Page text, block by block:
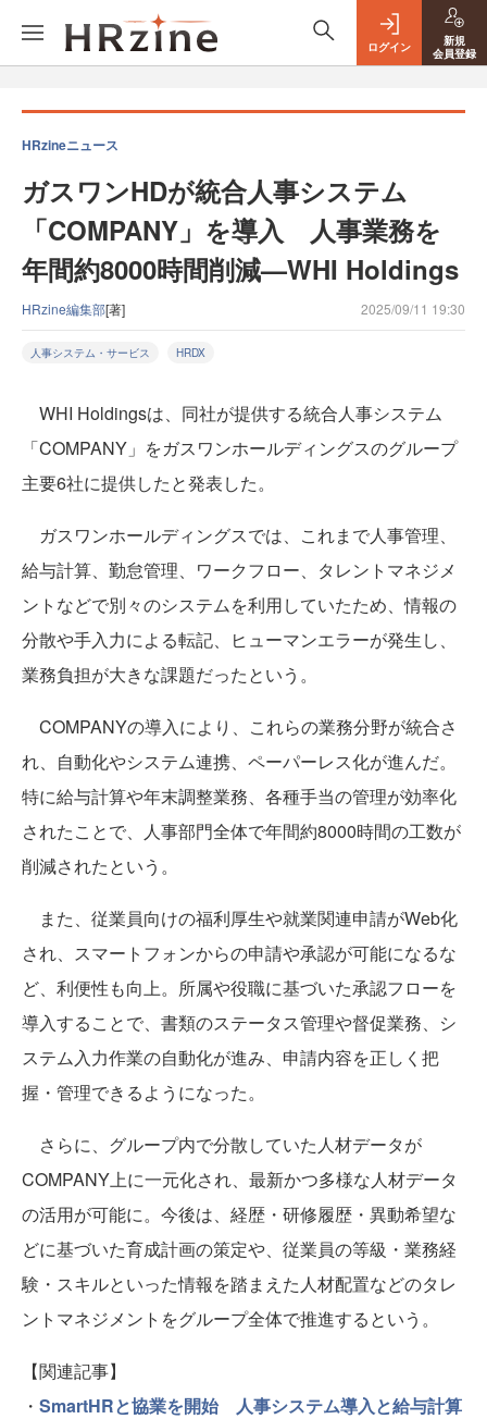
ログイン
新規
会員登録
HRzineニュース
ガスワンHDが統合人事システム
「COMPANY」を導入 人事業務を
年間約8000時間削減—WHI Holdings
HRzine編集部[著] 2025/09/11 19:30
人事システム・サービス HRDX
WHI Holdingsは、同社が提供する統合人事システム
「COMPANY」をガスワンホールディングスのグループ
主要6社に提供したと発表した。
ガスワンホールディングスでは、これまで人事管理、
給与計算、勤怠管理、ワークフロー、タレントマネジメ
ントなどで別々のシステムを利用していたため、情報の
分散や手入力による転記、ヒューマンエラーが発生し、
業務負担が大きな課題だったという。
COMPANYの導入により、これらの業務分野が統合さ
れ、自動化やシステム連携、ペーパーレス化が進んだ。
特に給与計算や年末調整業務、各種手当の管理が効率化
されたことで、人事部門全体で年間約8000時間の工数が
削減されたという。
また、従業員向けの福利厚生や就業関連申請がWeb化
され、スマートフォンからの申請や承認が可能になるな
ど、利便性も向上。所属や役職に基づいた承認フローを
導入することで、書類のステータス管理や督促業務、シ
ステム入力作業の自動化が進み、申請内容を正しく把
握・管理できるようになった。
さらに、グループ内で分散していた人材データが
COMPANY上に一元化され、最新かつ多様な人材データ
の活用が可能に。今後は、経歴・研修履歴・異動希望な
どに基づいた育成計画の策定や、従業員の等級・業務経
験・スキルといった情報を踏まえた人材配置などのタレ
ントマネジメントをグループ全体で推進するという。
【関連記事】
・ SmartHRと協業を開始 人事システム導入と給与計算